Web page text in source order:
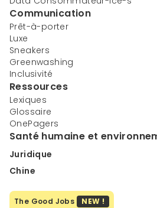
Communication
Prêt-à-porter
Luxe
Sneakers
Greenwashing
Inclusivité
Ressources
Lexiques
Glossaire
OnePagers
Santé humaine et
Juridique
Chine
The Good Jobs NEW !